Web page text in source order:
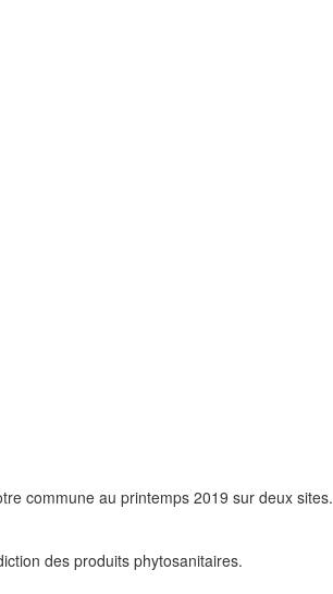
commune au printemps 2019 sur deux sites.
des produits phytosanitaires.